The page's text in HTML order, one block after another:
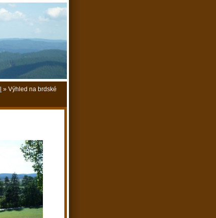
» Výhled na brdské